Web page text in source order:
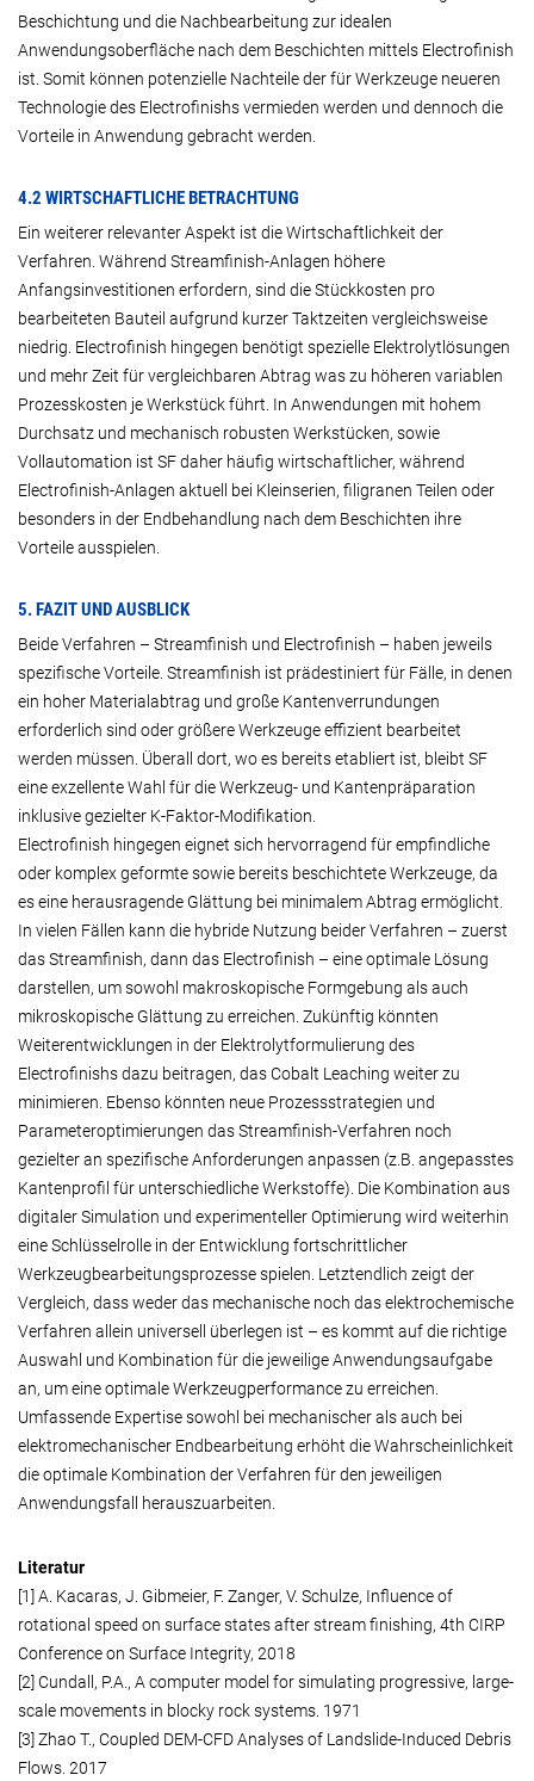
Beschichtung und die Nachbearbeitung zur idealen
Anwendungsoberfläche nach dem Beschichten mittels Electrofinish
ist. Somit können potenzielle Nachteile der für Werkzeuge neueren
Technologie des Electrofinishs vermieden werden und dennoch die
Vorteile in Anwendung gebracht werden.
4.2 WIRTSCHAFTLICHE BETRACHTUNG
Ein weiterer relevanter Aspekt ist die Wirtschaftlichkeit der
Verfahren. Während Streamfinish-Anlagen höhere
Anfangsinvestitionen erfordern, sind die Stückkosten pro
bearbeiteten Bauteil aufgrund kurzer Taktzeiten vergleichsweise
niedrig. Electrofinish hingegen benötigt spezielle Elektrolytlösungen
und mehr Zeit für vergleichbaren Abtrag was zu höheren variablen
Prozesskosten je Werkstück führt. In Anwendungen mit hohem
Durchsatz und mechanisch robusten Werkstücken, sowie
Vollautomation ist SF daher häufig wirtschaftlicher, während
Electrofinish-Anlagen aktuell bei Kleinserien, filigranen Teilen oder
besonders in der Endbehandlung nach dem Beschichten ihre
Vorteile ausspielen.
5. FAZIT UND AUSBLICK
Beide Verfahren – Streamfinish und Electrofinish – haben jeweils
spezifische Vorteile. Streamfinish ist prädestiniert für Fälle, in denen
ein hoher Materialabtrag und große Kantenverrundungen
erforderlich sind oder größere Werkzeuge effizient bearbeitet
werden müssen. Überall dort, wo es bereits etabliert ist, bleibt SF
eine exzellente Wahl für die Werkzeug- und Kantenpräparation
inklusive gezielter K-Faktor-Modifikation.
Electrofinish hingegen eignet sich hervorragend für empfindliche
oder komplex geformte sowie bereits beschichtete Werkzeuge, da
es eine herausragende Glättung bei minimalem Abtrag ermöglicht.
In vielen Fällen kann die hybride Nutzung beider Verfahren – zuerst
das Streamfinish, dann das Electrofinish – eine optimale Lösung
darstellen, um sowohl makroskopische Formgebung als auch
mikroskopische Glättung zu erreichen. Zukünftig könnten
Weiterentwicklungen in der Elektrolytformulierung des
Electrofinishs dazu beitragen, das Cobalt Leaching weiter zu
minimieren. Ebenso könnten neue Prozessstrategien und
Parameteroptimierungen das Streamfinish-Verfahren noch
gezielter an spezifische Anforderungen anpassen (z.B. angepasstes
Kantenprofil für unterschiedliche Werkstoffe). Die Kombination aus
digitaler Simulation und experimenteller Optimierung wird weiterhin
eine Schlüsselrolle in der Entwicklung fortschrittlicher
Werkzeugbearbeitungsprozesse spielen. Letztendlich zeigt der
Vergleich, dass weder das mechanische noch das elektrochemische
Verfahren allein universell überlegen ist – es kommt auf die richtige
Auswahl und Kombination für die jeweilige Anwendungsaufgabe
an, um eine optimale Werkzeugperformance zu erreichen.
Umfassende Expertise sowohl bei mechanischer als auch bei
elektromechanischer Endbearbeitung erhöht die Wahrscheinlichkeit
die optimale Kombination der Verfahren für den jeweiligen
Anwendungsfall herauszuarbeiten.
Literatur
[1] A. Kacaras, J. Gibmeier, F. Zanger, V. Schulze, Influence of
rotational speed on surface states after stream finishing, 4th CIRP
Conference on Surface Integrity, 2018
[2] Cundall, P.A., A computer model for simulating progressive, large-
scale movements in blocky rock systems. 1971
[3] Zhao T., Coupled DEM-CFD Analyses of Landslide-Induced Debris
Flows. 2017